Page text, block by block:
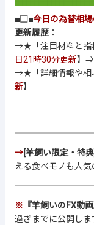
■□■今日の為替相
更新履歴 ：
→★「注目材料と指
日21時30分更新】⇒
→★「詳細情報や相
新】
→[羊飼い限定・特典]
える食べモノも人
※ 『羊飼いのFX動画
過ぎまでに公開しま